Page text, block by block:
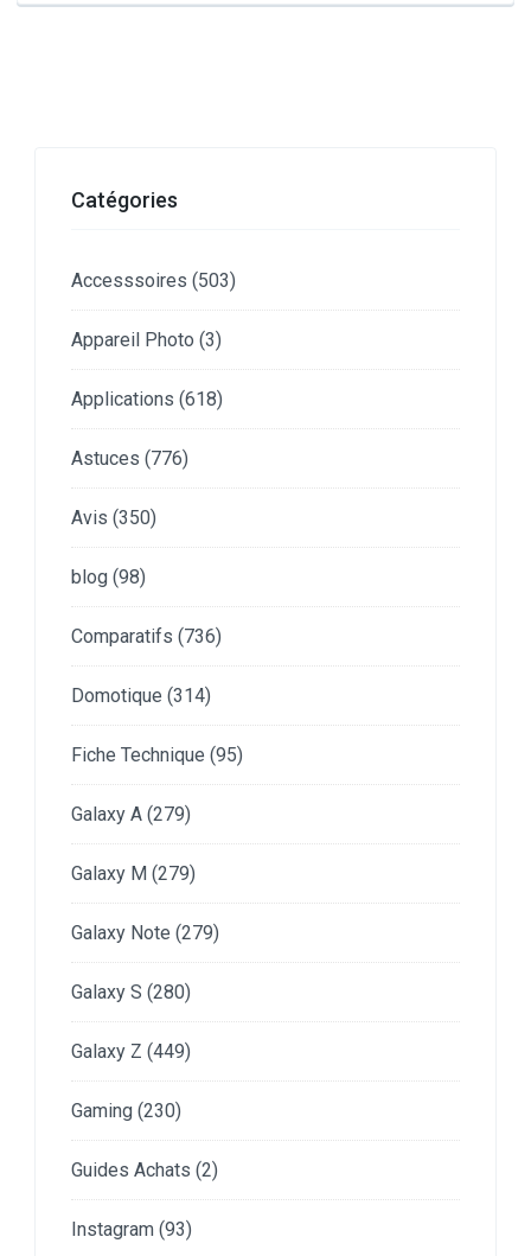
Catégories
Accesssoires (503)
Appareil Photo (3)
Applications (618)
Astuces (776)
Avis (350)
blog (98)
Comparatifs (736)
Domotique (314)
Fiche Technique (95)
Galaxy A (279)
Galaxy M (279)
Galaxy Note (279)
Galaxy S (280)
Galaxy Z (449)
Gaming (230)
Guides Achats (2)
Instagram (93)